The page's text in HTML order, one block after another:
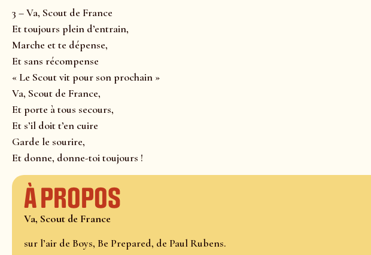
3 – Va, Scout de France
Et toujours plein d’entrain,
Marche et te dépense,
Et sans récompense
« Le Scout vit pour son prochain »
Va, Scout de France,
Et porte à tous secours,
Et s’il doit t’en cuire
Garde le sourire,
Et donne, donne-toi toujours !
À propos
Va, Scout de France
sur l’air de Boys, Be Prepared, de Paul Rubens.